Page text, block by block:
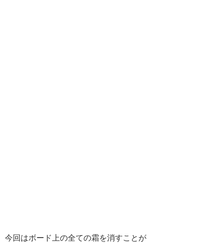
今回はボード上の全ての霜を消すことが